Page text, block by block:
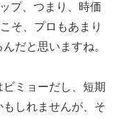
プ、つまり、時価
そ、プロもあまり
だと思いますね。
ミョーだし、短期
しれませんが、そ